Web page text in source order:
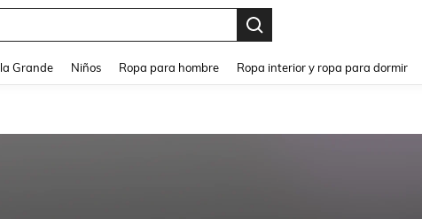
Grande Niños Ropa para hombre Ropa interior y ropa para dormir